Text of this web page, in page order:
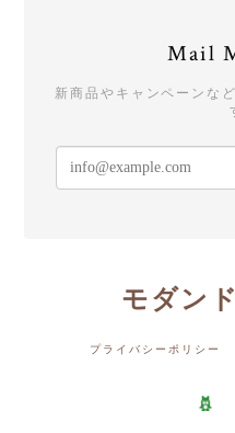
Mail
新商品やキャンペーンな
モダン
プライバシーポリシー